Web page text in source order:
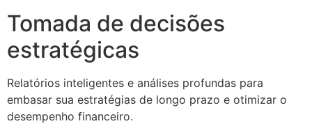
Tomada de decisões
estratégicas
Relatórios inteligentes e análises profundas para
embasar sua estratégias de longo prazo e otimizar o
desempenho financeiro.